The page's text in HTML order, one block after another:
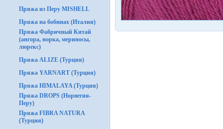
Пряжа из Перу MISHELL
Пряжа на бобинах (Италия)
Пряжа Фабричный Китай
(ангора, норка, мериносы,
люрекс)
Пряжа ALIZE (Турция)
Пряжа YARNART (Турция)
Пряжа HIMALAYA (Турция)
Пряжа DROPS (Норвегия-
Перу)
Пряжа FIBRA NATURA
(Турция)